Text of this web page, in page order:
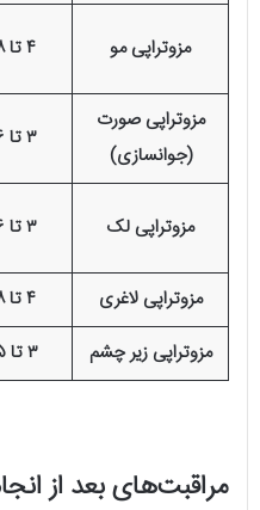
مزوتراپی مو ۴ تا ۸ جلسه
مزوتراپی صورت
(جوانسازی)
۳ تا ۶ جلسه
مزوتراپی لک ۳ تا ۶ جلسه
مزوتراپی لاغری
۴ تا ۸ جلسه
مزوتراپی زیر چشم
۳ تا 5 جلسه
مراقبت‌های بعد از